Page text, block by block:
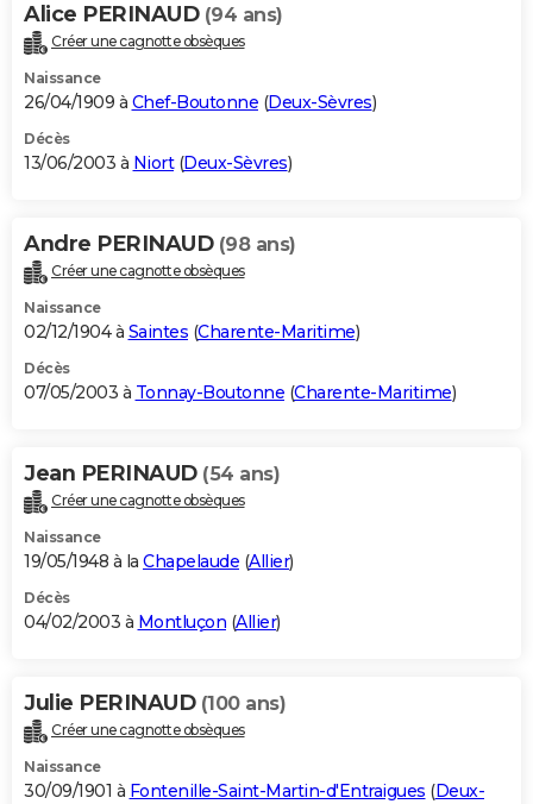
Alice PERINAUD (94 ans)
Créer une cagnotte obsèques
Naissance
26/04/1909 à Chef-Boutonne (Deux-Sèvres)
Décès
13/06/2003 à Niort(Deux-Sèvres)
Andre PERINAUD (98 ans)
Créer une cagnotte obsèques
Naissance
02/12/1904 à Saintes (Charente-Maritime)
Décès
07/05/2003 à Tonnay-Boutonne (Charente-Maritime)
Jean PERINAUD (54 ans)
Créer une cagnotte obsèques
Naissance
19/05/1948 à la Chapelaude (Allier)
Décès
04/02/2003 à Montluçon (Allier)
Julie PERINAUD (100 ans)
Créer une cagnotte obsèques
Naissance
30/09/1901 à Fontenille-Saint-Martin-d'Entraigues (Deux-